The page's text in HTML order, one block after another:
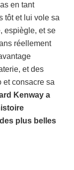
en tant
tôt et lui vole sa
espiègle, et se
réellement
et des
et consacre sa
Kenway a
plus belles